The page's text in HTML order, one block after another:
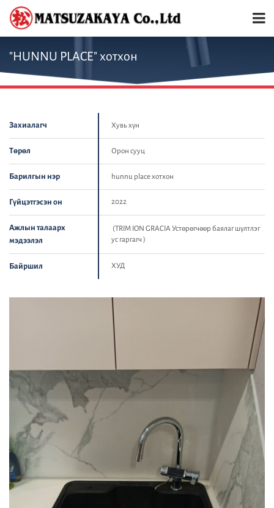
"HUNNU PLACE" хотхон
Захиалагч Хувь хүн
Төрөл Орон сууц
Барилгын нэр hunnu place хотхон
Гүйцэтгэсэн он 2022
Ажлын талаарх
мэдээлэл
(TRIM ION GRACIA Устөрөгчөөр баялаг шүлтлэг
ус гаргагч )
Байршил ХУД